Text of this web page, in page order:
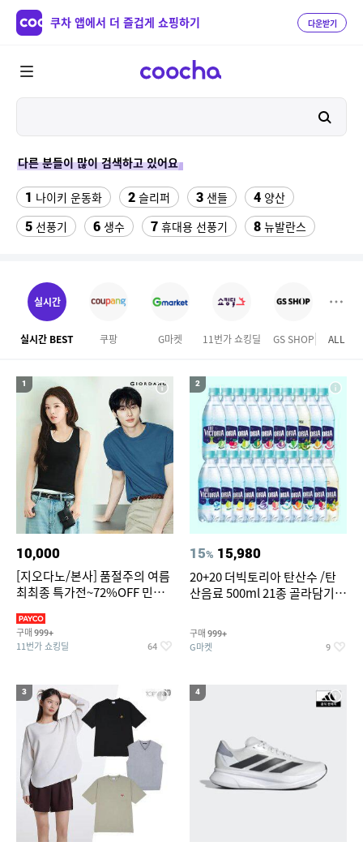
쿠차 앱에서 더 즐겁게 쇼핑하기 다운받기
다른 분들이 많이 검색하고 있어요
1 나이키 운동화 2 슬리퍼 3 샌들 4 양산
5 선풍기 6 생수 7 휴대용 선풍기 8 뉴발란스
12 라인댄스옷
15 싼미니인형뽑기기계
17 수향미쌀10kg특등급 18 버거킹
bmw z4 실내등 조던슬링백
ALL
실시간
실시간 BEST 쿠팡 G마켓 11번가 쇼킹딜 GS SHOP 롯데
1
10,000
[지오다노/본사] 품절주의 여름
최최종 특가전~72%OFF 민소
구매 999+
11번가 쇼킹딜 64
2
15% 15,980
20+20 더빅토리아 탄산수 /탄
산음료 500ml 21종 골라담기
구매 999+
G마켓 9
3 4